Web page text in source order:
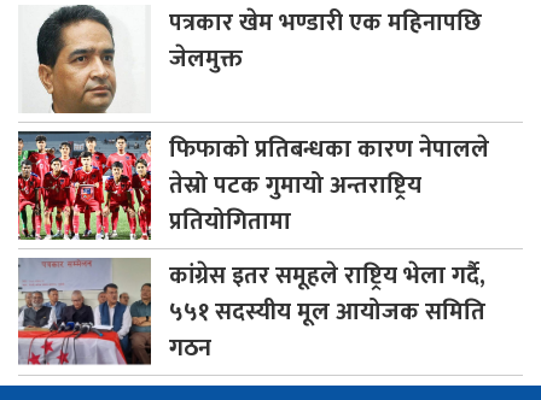
पत्रकारखेम भण्डारी एक महिनापछि
जेलमुक्त
फिफाकोप्रतिबन्धका कारण नेपालले
तेस्रो पटक गुमायो अन्तराष्ट्रिय
प्रतियोगितामा
कांग्रेसइतर समूहले राष्ट्रिय भेला गर्दै,
५५१ सदस्यीय मूल आयोजक समिति
गठन